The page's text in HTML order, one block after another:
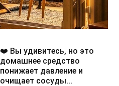
❤️ Вы удивитесь, но это
домашнее средство
понижает давление и
очищает сосуды...